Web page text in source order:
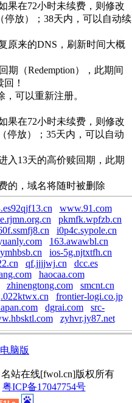
果在72小时未续费，则修改
停放）；38天内，可以自动续
原来的DNS，刷新时间大概
期（Redemption），此期间
！
可以重新注册。
果在72小时未续费，则修改
停放）；35天内，可以自动
入13天的高价赎回期，此期
的，域名将随时被删除
www.91.com
pkmfk.wpfzb.cn
i0p4c.sypole.cn
163.awawbl.cn
ios-5g.njtxtfh.cn
qf.jjjjwj.cn
dcc.es
haocaa.com
zhinengtong.com
smcnt.cn
frontier-logi.co.jp
dgrai.com
src-
zyhvr.jy87.net
电脑版
名站在线[fwol.cn]版权所有
粤ICP备17047754号